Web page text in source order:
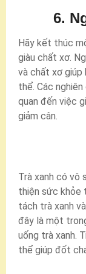
6.
Hãy kết thúc
giàu chất xơ.
và chất xơ giúp
thể. Các
quan đến việc
giảm cân.
Trà xanh có vô
thiện sức khỏe
tách trà xanh
đây là một
uống trà xanh.
thể giúp đốt